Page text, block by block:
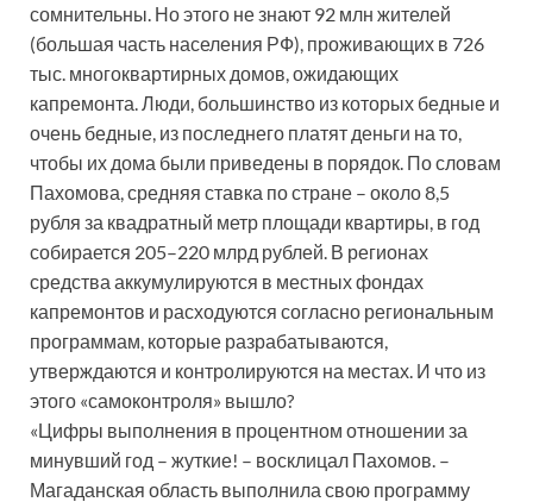
сомнительны. Но этого не знают 92 млн жителей
(большая часть населения РФ), проживающих в 726
тыс. многоквартирных домов, ожидающих
капремонта. Люди, большинство из которых бедные и
очень бедные, из последнего платят деньги на то,
чтобы их дома были приведены в порядок. По словам
Пахомова, средняя ставка по стране – около 8,5
рубля за квадратный метр площади квартиры, в год
собирается 205–220 млрд рублей. В регионах
средства аккумулируются в местных фондах
капремонтов и расходуются согласно региональным
программам, которые разрабатываются,
утверждаются и контролируются на местах. И что из
этого «самоконтроля» вышло?
«Цифры выполнения в процентном отношении за
минувший год – жуткие! – восклицал Пахомов. –
Магаданская область выполнила свою программу